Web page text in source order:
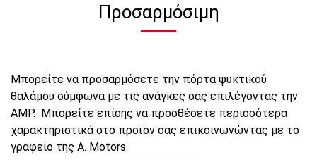
Προσαρμόσιμη
Μπορείτε να προσαρμόσετε την πόρτα ψυκτικού
θαλάμου σύμφωνα με τις ανάγκες σας επιλέγοντας την
AMP. Μπορείτε επίσης να προσθέσετε περισσότερα
χαρακτηριστικά στο προϊόν σας επικοινωνώντας με το
γραφείο της A. Motors.